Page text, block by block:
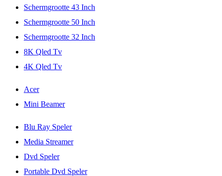
Schermgrootte 43 Inch
Schermgrootte 50 Inch
Schermgrootte 32 Inch
8K Qled Tv
4K Qled Tv
Acer
Mini Beamer
Blu Ray Speler
Media Streamer
Dvd Speler
Portable Dvd Speler